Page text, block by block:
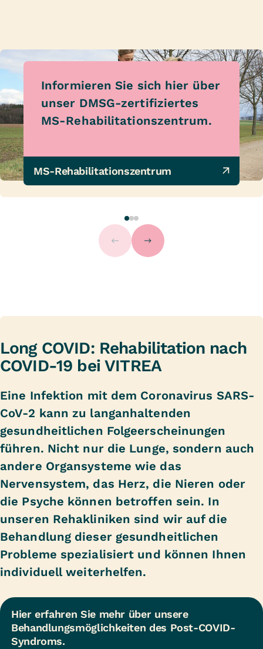
Informieren Sie sich hier über
unser DMSG-zertifiziertes
MS-Rehabilitationszentrum.
MS-Rehabilitationszentrum
Long COVID: Rehabilitation nach
COVID-19 bei VITREA
Eine Infektion mit dem Coronavirus SARS-
CoV-2 kann zu langanhaltenden
gesundheitlichen Folgeerscheinungen
führen. Nicht nur die Lunge, sondern auch
andere Organsysteme wie das
Nervensystem, das Herz, die Nieren oder
die Psyche können betroffen sein. In
unseren Rehakliniken sind wir auf die
Behandlung dieser gesundheitlichen
Probleme spezialisiert und können Ihnen
individuell weiterhelfen.
Hier erfahren Sie mehr über unsere
Behandlungsmöglichkeiten des Post-COVID-
Syndroms.